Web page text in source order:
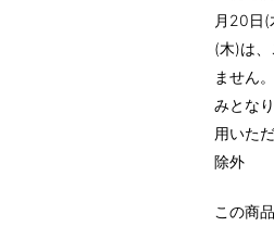
月20日
(木)は
ません
みとな
用いた
除外
この商